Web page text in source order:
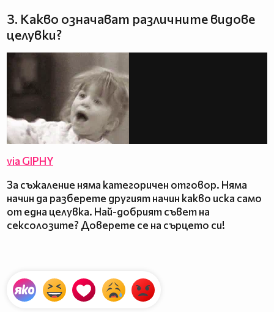
3. Какво означават различните видове
целувки?
via GIPHY
За съжаление няма категоричен отговор. Няма
начин да разберете другият начин какво иска само
от една целувка. Най-добрият съвет на
сексолозите? Доверете се на сърцето си!